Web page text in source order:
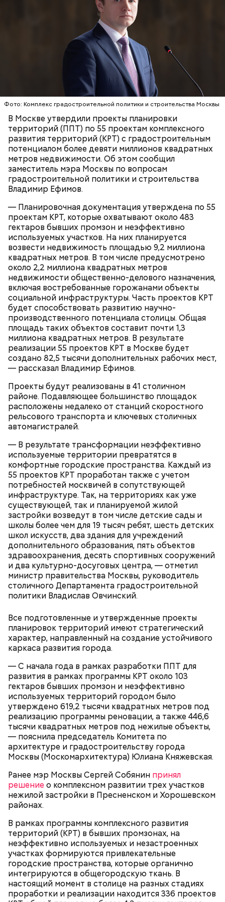
Фото: Комплекс градостроительной политики и строительства Москвы
В Москве утвердили проекты планировки
территорий (ППТ) по 55 проектам комплексного
развития территорий (КРТ) с градостроительным
потенциалом более девяти миллионов квадратных
метров недвижимости. Об этом сообщил
заместитель мэра Москвы по вопросам
градостроительной политики и строительства
Владимир Ефимов.
— Планировочная документация утверждена по 55
проектам КРТ, которые охватывают около 483
гектаров бывших промзон и неэффективно
используемых участков. На них планируется
возвести недвижимость площадью 9,2 миллиона
квадратных метров. В том числе предусмотрено
около 2,2 миллиона квадратных метров
недвижимости общественно-делового назначения,
включая востребованные горожанами объекты
социальной инфраструктуры. Часть проектов КРТ
будет способствовать развитию научно-
производственного потенциала столицы. Общая
площадь таких объектов составит почти 1,3
миллиона квадратных метров. В результате
реализации 55 проектов КРТ в Москве будет
создано 82,5 тысячи дополнительных рабочих мест,
— рассказал Владимир Ефимов.
Проекты будут реализованы в 41 столичном
районе. Подавляющее большинство площадок
расположены недалеко от станций скоростного
рельсового транспорта и ключевых столичных
автомагистралей.
— В результате трансформации неэффективно
используемые территории превратятся в
комфортные городские пространства. Каждый из
55 проектов КРТ проработан также с учетом
потребностей москвичей в сопутствующей
инфраструктуре. Так, на территориях как уже
существующей, так и планируемой жилой
застройки возведут в том числе детские сады и
школы более чем для 19 тысяч ребят, шесть детских
школ искусств, два здания для учреждений
дополнительного образования, пять объектов
здравоохранения, десять спортивных сооружений
и два культурно-досуговых центра, — отметил
министр правительства Москвы, руководитель
столичного Департамента градостроительной
политики Владислав Овчинский.
Все подготовленные и утвержденные проекты
планировок территорий имеют стратегический
характер, направленный на создание устойчивого
каркаса развития города.
— С начала года в рамках разработки ППТ для
развития в рамках программы КРТ около 103
гектаров бывших промзон и неэффективно
используемых территорий городом было
утверждено 619,2 тысячи квадратных метров под
реализацию программы реновации, а также 446,6
тысячи квадратных метров под нежилые объекты,
— пояснила председатель Комитета по
архитектуре и градостроительству города
Москвы (Москомархитектура) Юлиана Княжевская.
Ранее мэр Москвы Сергей Собянин принял
решение о комплексном развитии трех участков
нежилой застройки в Пресненском и Хорошевском
районах.
В рамках программы комплексного развития
территорий (КРТ) в бывших промзонах, на
неэффективно используемых и незастроенных
участках формируются привлекательные
городские пространства, которые органично
интегрируются в общегородскую ткань. В
настоящий момент в столице на разных стадиях
проработки и реализации находится 336 проектов
В разделе «Каталог» представлены все
предложения партнеров. В нем можно включить
сортировку по типам льготы, интересующим
товарам и услугам, брендам, станциям метро и
другим.
Также существует раздел «Стать партнером»,
который будет полезен представителям бизнеса. В
нем можно найти информацию о том, какие
преимущества дает предпринимателям участие в
отправить заявку на присоединение к ней.
Кто может получить карту москвича
Карту москвича могут получить следующие
категории граждан:
граждане предпенсионного возраста;
учащиеся школ и колледжей;
члены многодетных семей;
инвалиды и их семьи;
ветераны и их семьи;
получатели выплат на детей;
сироты и приемные родители;
пострадавшие от радиации;
Герои России и СССР;
реабилитированные лица и члены их семей;
почетные доноры;
получатели жилищных субсидий.
Маршрут зеленого кольца проходит через:
Ботанический сад РАН;
ВДНХ;
Лосиный Остров;
Измайловский парк;
Кемеровский лесопарк;
Парк Кузьминки;
Парк 850-летия Москвы;
Братеевскую пойму;
Царицыно;
Битцевский лес;
Теплый Стан;
Парк победы;
Парк Фили;
Парк Покровское-Стрешнево;
Тимирязевский парк.
Карта маршрута
Фото: Пресс-служба ЦОДД
Обеспечение комфорта и
безопасности
Для комфорта горожан и гостей столицы в этом
сезоне также планируется улучшить велопарковки
для самокатов и велосипедов, сообщили «ВМ» в
пресс-службе:
В Большом Гнездниковском переулке Мастер
впервые увидел Маргариту с букетом мимоз в
руках. Именно здесь в доме № 10, где было
московское отделение газеты «Накануне», работал
Михаил Булгаков. Кстати, этот дом упоминается в
сборнике писателя «Дьяволиада» и очерке «Сорок
сороков».
Исследователи считают, что в Большом
Гнездниковском переулке Михаил Булгаков
впервые увидел Елену Шиловскую. Она была его
третьей женой и хранительницей литературного
наследия писателя. Они познакомились в доме №
10, когда были в гостях у общих друзей. Они сразу
влюбились друг в друга, несмотря на то, что оба на
тот момент состояли в браке.
Дом Грибоедова
В романе «Мастер и Маргарита» объединение
литераторов МАССОЛИТ, которое возглавлял
Михаил Берлиоз, находится в двухэтажном
старинном доме. Прообразом стал Дом Герцена на
Тверском бульваре, 25. В 1920-х годах здесь было
несколько литературных организаций —
Российская ассоциация пролетарских писателей и
Московская ассоциация пролетарских писателей.
Сегодня здесь располагается Литературный
институт имени Максима Горького.
На открытой веранде здания находился ресторан.
На доме на Тверском бульваре также был модный
ресторан Клуба театральных работников, пройти в
открывали в саду у дома.